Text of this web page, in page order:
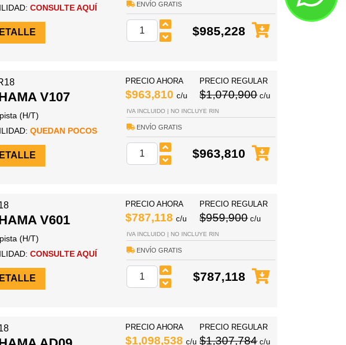
CONSULTE AQUÍ ENVÍO GRATIS
$985,228
V107
(H/T)
QUEDAN POCOS
PRECIO AHORA
$963,810 c/u
PRECIO REGULAR
$1,070,900c/u
IVA INCLUIDO | NO INCLUYE RIN
ENVÍO GRATIS
$963,810
V601
(H/T)
CONSULTE AQUÍ
PRECIO AHORA
$787,118 c/u
PRECIO REGULAR
$959,900c/u
IVA INCLUIDO | NO INCLUYE RIN
ENVÍO GRATIS
$787,118
PRECIO AHORA
$1,098,538 c/u
PRECIO REGULAR
$1,307,784c/u